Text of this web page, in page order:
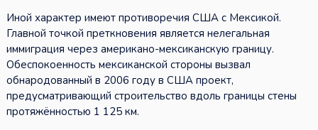
Иной характер имеют противоречия США с Мексикой.
Главной точкой преткновения является нелегальная
иммиграция через американо-мексиканскую границу.
Обеспокоенность мексиканской стороны вызвал
обнародованный в 2006 году в США проект,
предусматривающий строительство вдоль границы стены
протяжённостью 1 125 км.